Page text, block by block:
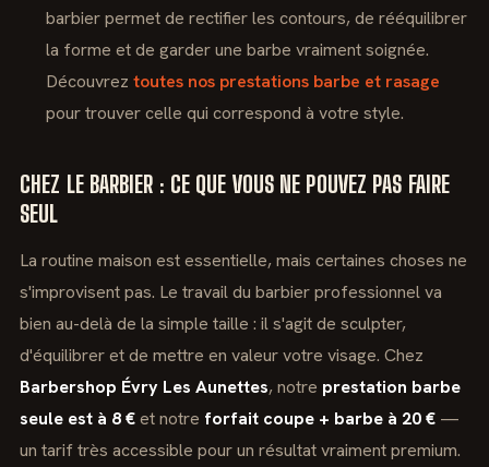
barbier permet de rectifier les contours, de rééquilibrer
la forme et de garder une barbe vraiment soignée.
Découvrez toutes nos prestations barbe et rasage
pour trouver celle qui correspond à votre style.
CHEZ LE BARBIER : CE QUE VOUS NE POUVEZ PAS FAIRE
SEUL
La routine maison est essentielle, mais certaines choses ne
s'improvisent pas. Le travail du barbier professionnel va
bien au-delà de la simple taille : il s'agit de sculpter,
d'équilibrer et de mettre en valeur votre visage. Chez
Barbershop Évry Les Aunettes, notre prestation barbe
seule est à 8 €et notre forfait coupe + barbe à 20 € —
un tarif très accessible pour un résultat vraiment premium.